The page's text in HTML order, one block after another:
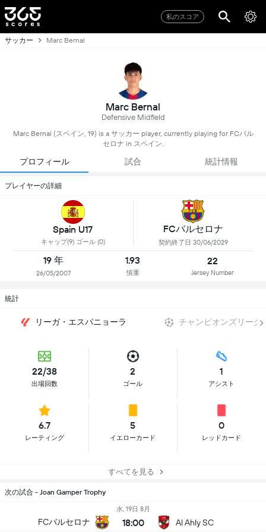
私のスコア
サッカー Marc Bernal
Marc Bernal
Defensive Midfield
Marc Bernal (スペイン, 19) is a サッカー player, currently playing for FCバル
セロナ in スペイン.
プロフィール 試合 統計情報
プレイヤーの詳細
Spain U17
キャップ(9) ゴール (0)
FCバルセロナ
契約終了日 30/06/2029
19 年
26/05/2007
1.93
慎重
22
Jersey Number
統計
リーガ・エスパニョーラ チャンピオンズリーグ
22/38
出場回数
2
ゴール
1
アシスト
6.7
レーティング
5
イエローカード
0
レッドカード
すべてを見る
次の試合 - Joan Gamper Trophy
FCバルセロナ
水, 19日 8月
18:00 Al Ahly SC